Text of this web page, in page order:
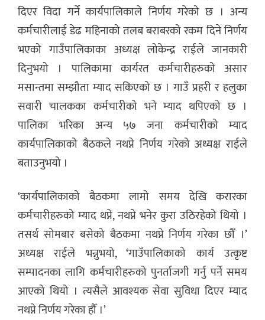
दिएर विदा गर्ने कार्यपालिकाले निर्णय गरेको छ । अन्य
कर्मचारीलाई डेढ महिनाको तलब बराबरको रकम दिने निर्णय
भएको गाउँपालिकाका अध्यक्ष लोकेन्द्र राईले जानकारी
दिनुभयो । पालिकामा कार्यरत कर्मचारीहरुको असार
मसान्तमा सम्झौता म्याद सकिएको छ । गाउँ प्रहरी र हलुका
सवारी चालकका कर्मचारीको भने म्याद थपिएको छ ।
पालिका भरिका अन्य ५७ जना कर्मचारीको म्याद
कार्यपालिकाको बैठकले नथप्ने निर्णय गरेको अध्यक्ष राईले
बताउनुभयो ।
‘कार्यपालिकाको बैठकमा लामो समय देखि करारका
कर्मचारीहरुको म्याद थप्ने, नथप्ने भनेर कुरा उठिरहेको थियो ।
तसर्थ सोमबार बसेको बैठकमा नथप्ने निर्णय गरेका छौँ ।’
अध्यक्ष राईले भन्नुभयो, ‘गाउँपालिकाको कार्य उत्कृष्ट
सम्पादनका लागि कर्मचारीहरुको पुनर्ताजगी गर्नु पर्ने समय
आएको थियो । त्यसैले आवश्यक सेवा सुविधा दिएर म्याद
नथप्ने निर्णय गरेका हौँ ।’